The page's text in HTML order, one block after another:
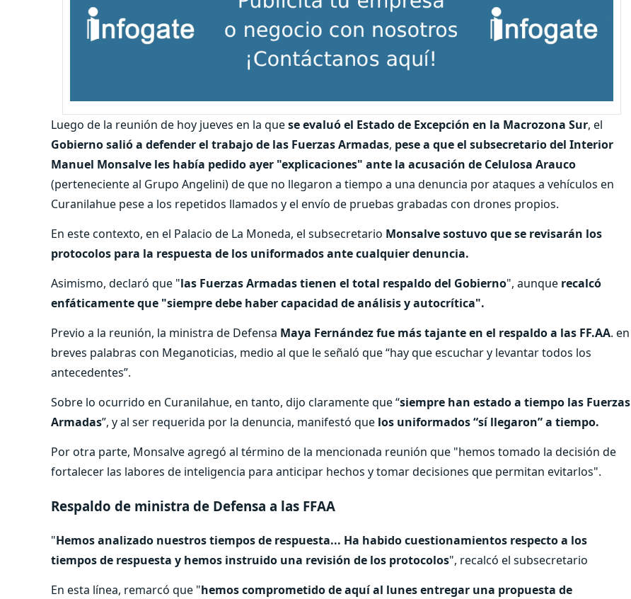
Luego de la reunión de hoy jueves en la quese evaluó el Estado de Excepción en la Macrozona Sur, el
Gobierno salió a defender el trabajo de las Fuerzas Armadas, pese a que el subsecretario del Interior
Manuel Monsalve les había pedido ayer "explicaciones" ante la acusación de Celulosa Arauco
(perteneciente al Grupo Angelini) de que no llegaron a tiempo a una denuncia por ataques a vehículos en
Curanilahue pese a los repetidos llamados y el envío de pruebas grabadas con drones propios.
En este contexto, en el Palacio de La Moneda, el subsecretario Monsalvesostuvo que se revisarán los
protocolos para la respuesta de los uniformados ante cualquier denuncia.
Asimismo, declaró que "las Fuerzas Armadas tienen el total respaldo del Gobierno", aunque recalcó
enfáticamente que "siempre debe haber capacidad de análisis y autocrítica".
Previo a la reunión, la ministra de Defensa Maya Fernándezfue más tajante en el respaldo a las FF.AA. en
breves palabras con Meganoticias, medio al que le señaló que “hay que escuchar y levantar todos los
antecedentes”.
Sobre lo ocurrido en Curanilahue, en tanto, dijo claramente que “siempre han estado a tiempo las Fuerzas
Armadas”, y al ser requerida por la denuncia, manifestó que los uniformados “sí llegaron” a tiempo.
Por otra parte, Monsalve agregó al término de la mencionada reunión que "hemos tomado la decisión de
fortalecer las labores de inteligencia para anticipar hechos y tomar decisiones que permitan evitarlos".
Respaldo de ministra de Defensa a las FFAA
"Hemos analizado nuestros tiempos de respuesta... Ha habido cuestionamientos respecto a los
tiempos de respuesta y hemos instruido una revisión de los protocolos", recalcó el subsecretario
En esta línea, remarcó que "hemos comprometido de aquí al lunes entregar una propuesta de